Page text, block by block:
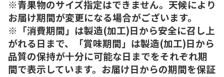
※青果物のサイズ指定はできません。天候により
お届け期間が変更になる場合がございます。
※「消費期間」は製造(加工)日から安全に召し上
がれる日まで、「賞味期間」は製造(加工)日から
品質の保持が十分に可能な日までをそれぞれ期
間で表示しています。お届け日からの期間を保証